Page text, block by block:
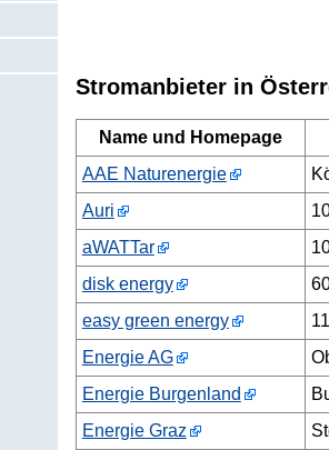
Stromanbieter in
Name und Homepage
AAE Naturenergie
Auri
aWATTar
disk energy
easy green energy
Energie AG
Energie Burgenland
Energie Graz